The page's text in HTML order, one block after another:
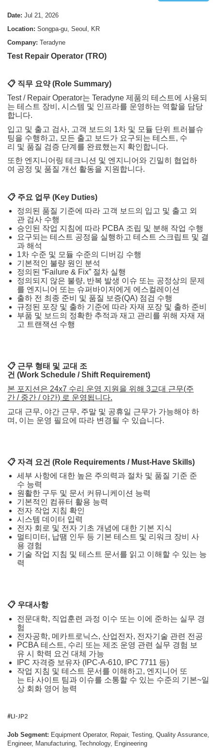
Date: Jul 21, 2026
Location: Songpa-gu, Seoul, KR
Company: Teradyne
Test Repair Operator (TRO)
📋 직무 요약(Role Summary)
Test / Repair Operator는 Teradyne 제품의 테스트에 사용되
는 테스트 장비, 시스템 및 인프라를 운영하는 역할을 담당
합니다.
입고 및 출고 검사, 고객 보드의 1차 및 모듈 단위 트러블슈
팅을 수행하고, 모든 출고 보드가 요구되는 테스트, 수
리 및 품질 검증 단계를 완료했는지 확인합니다.
또한 엔지니어링 테크니션 및 엔지니어와 긴밀히 협업하
여 공정 및 품질 개선 활동을 지원합니다.
📋 주요 업무 (Key Duties)
정의된 품질 기준에 따라 고객 보드의 입고 및 출고 외
관 검사 수행
승인된 작업 지침에 따라 PCBA 조립 및 분해 작업 수행
요구되는 테스트 공정을 실행하고 테스트 스크립트 및 결
과 해석
1차 수준 및 모듈 수준의 디버깅 수행
기본적인 불량 원인 분석
정의된 “Failure & Fix” 절차 실행
정의되지 않은 불량, 반복 발생 이슈 또는 공정상의 문제
를 엔지니어 또는 슈퍼바이저에게 에스컬레이션
출하 전 최종 준비 및 품질 보증(QA) 점검 수행
규정된 포장 및 출하 기준에 따라 자재 포장 및 출하 준비
부품 및 보드의 정확한 추적과 재고 관리를 위해 자재 재
고 트랜잭션 수행
📋 근무 형태 및 교대 조
건 (Work Schedule / Shift Requirement)
본 포지션은 24x7 수리 운영 지원을 위해 3교대 근무(주
간 / 중간 / 야간) 로 운영됩니다.
교대 근무, 야간 근무, 주말 및 공휴일 근무가 가능해야 하
며, 이는 운영 필요에 따라 변경될 수 있습니다.
📋 자격 요건 (Role Requirements / Must-Have Skills)
세부 사항에 대한 높은 주의력과 절차 및 품질 기준 준
수 능력
원활한 구두 및 문서 커뮤니케이션 능력
기본적인 컴퓨터 활용 능력
전자 작업 지침 확인
시스템 데이터 입력
전자 회로 및 전자 기초 개념에 대한 기본 지식
멀티미터, 납땜 인두 등 기본 테스트 및 리워크 장비 사
용 경험
기술 작업 지침 및 테스트 문서를 읽고 이해할 수 있는 능
력
📋 우대사항
전문대학, 직업훈련 과정 이수 또는 이에 준하는 실무 경
험
전자공학, 메카트로닉스, 산업전자, 전자기술 관련 전공
PCBA 테스트, 수리 또는 제조 운영 관련 실무 경험 보
유 시 학력 요건 대체 가능
IPC 자격증 보유자 (IPC-A-610, IPC 7711 등)
작업 지침 및 테스트 문서를 이해하고, 엔지니어 또
는 타 사이트 팀과 이슈를 소통할 수 있는 수준의 기본~일
상 회화 영어 능력
#LI-JP2
Job Segment: Equipment Operator, Repair, Testing, Quality Assurance,
Engineer, Manufacturing, Technology, Engineering